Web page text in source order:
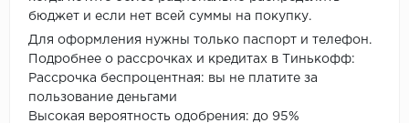
бюджет и если нет всей суммы на покупку.
Для оформления нужны только паспорт и телефон.
Подробнее о рассрочках и кредитах в Тинькофф:
Рассрочка беспроцентная: вы не платите за
пользование деньгами
Высокая вероятность одобрения: до 95%